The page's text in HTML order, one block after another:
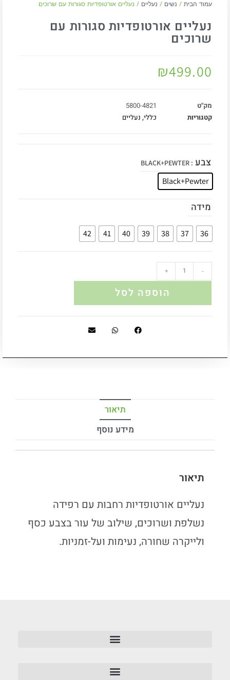
עמוד הבית / נשים / נעליים / נעליים אורטופדיות סגורות עם שרוכים
נעליים אורטופדיות סגורות עם
שרוכים
₪499.00
מק"ט
5800-4821
קטגוריות
כללי, נעליים
צבע : BLACK+PEWTER
Black+Pewter
מידה
36
37
38
39
40
41
42
-
+
הוספה לסל
תיאור
מידע נוסף
תיאור
נעליים אורטופדיות רחבות עם רפידה
נשלפת ושרוכים, שילוב של עור בצבע כסף
ולייקרה שחורה, נעימות ועל-זמניות.